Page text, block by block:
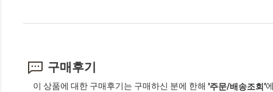
구매후기
이 상품에 대한 구매후기는 구매하신 분에 한해 '주문/배송조회'